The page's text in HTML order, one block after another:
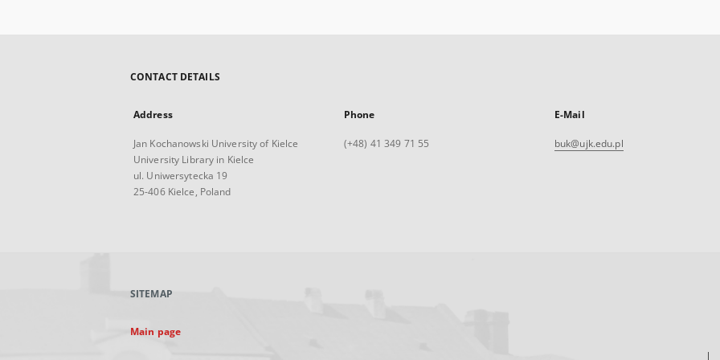
CONTACT DETAILS
Address
Jan Kochanowski University of Kielce
University Library in Kielce
ul. Uniwersytecka 19
25-406 Kielce, Poland
Phone
(+48) 41 349 71 55
E-Mail
buk@ujk.edu.pl
SITEMAP
Main page